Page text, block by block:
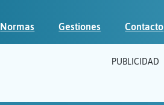
Normas Gestiones Contacto
PUBLICIDAD